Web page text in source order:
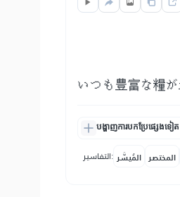
いつも豊富な糧
បង្ហាញការបកប្រែផ្សេងទៀត
التفاسير: المُيسَّر المختصر